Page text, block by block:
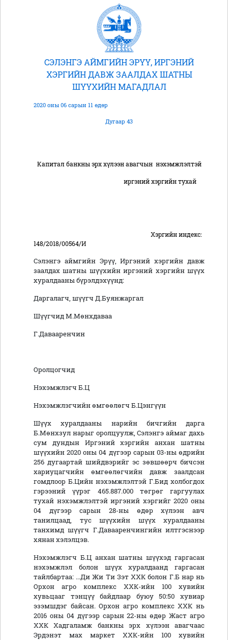
СЭЛЭНГЭ АЙМГИЙН ЭРҮҮ, ИРГЭНИЙ
ХЭРГИЙН ДАВЖ ЗААЛДАХ ШАТНЫ
ШҮҮХИЙН МАГАДЛАЛ
2020 оны 06 сарын 11 өдөр
Дугаар 43
Капитал банкны эрх хүлээн авагчын нэхэмжлэлтэй
иргэний хэргийн тухай
Хэргийн индекс:
148/2018/00564/И
Сэлэнгэ аймгийн Эрүү, Иргэний хэргийн давж
заалдах шатны шүүхийн иргэний хэргийн шүүх
хуралдааны бүрэлдэхүүнд:
Даргалагч, шүүгч Д.Буянжаргал
Шүүгчид М.Мөнхдаваа
Г.Давааренчин
Оролцогчид
Нэхэмжлэгч Б.Ц
Нэхэмжлэгчийн өмгөөлөгч Б.Цэнгүүн
Шүүх хуралдааны нарийн бичгийн дарга
Б.Мөнхзул нарыг оролцуулж, Сэлэнгэ аймаг дахь
сум дундын Иргэний хэргийн анхан шатны
шүүхийн 2020 оны 04 дүгээр сарын 03-ны өдрийн
256 дугаартай шийдвэрийг эс зөвшөөрч бичсэн
хариуцагчийн өмгөөлөгчийн давж заалдсан
гомдлоор Б.Цийн нэхэмжлэлтэй Г.Бид холбогдох
гэрээний үүрэг 465.887.000 төгрөг гаргуулах
тухай нэхэмжлэлтэй иргэний хэргийг 2020 оны
04 дүгээр сарын 28-ны өдөр хүлээн авч
танилцаад, тус шүүхийн шүүх хуралдааны
танхимд шүүгч Г.Давааренчингийн илтгэснээр
хянан хэлэлцэв.
Нэхэмжлэгч Б.Ц анхан шатны шүүхэд гаргасан
нэхэмжлэл болон шүүх хуралдаанд гаргасан
тайлбартаа: ...Ди Жи Ти Зэт ХХК болон Г.Б нар нь
Орхон агро комплекс ХХК-ийн 100 хувийн
хувьцааг тэнцүү байдлаар буюу 50:50 хувиар
эзэмшдэг байсан. Орхон агро комплекс ХХК нь
2016 оны 04 дүгээр сарын 22-ны өдөр Жаст агро
ХХК Хадгаламж банкны эрх хүлээн авагчаас
Эрдэнэт мах маркет ХХК-ийн 100 хувийн